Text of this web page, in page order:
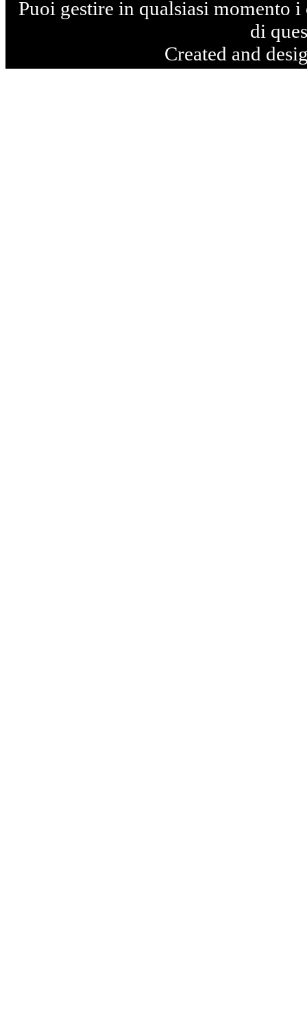
Puoi gestire in qualsiasi momento
di
Created and